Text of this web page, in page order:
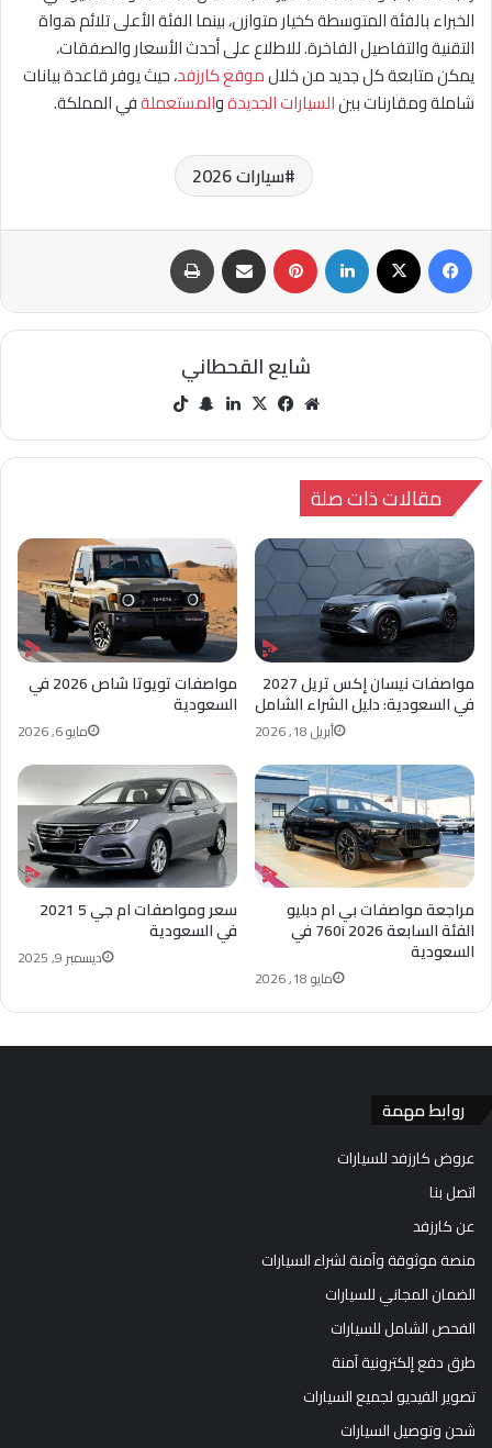
الخبراء بالفئة المتوسطة كخيار متوازن، بينما الفئة الأعلى تلائم هواة
التقنية والتفاصيل الفاخرة. للاطلاع على أحدث الأسعار والصفقات،
يمكن متابعة كل جديد من خلالموقع كارزفد، حيث يوفر قاعدة بيانات
شاملة ومقارنات بينالسيارات الجديدةوالمستعملةفي المملكة.
سيارات 2026
فيسبوك ‫X لينكدإن بينتيريست مشاركة عبر البريد طباعة
شايع القحطاني
مو
الوي
في
وك
‫X لينك سنا
تشا
مقالات ذات صلة
مواصفات تويوتا شاص 2026 في
السعودية
مايو 6, 2026
مواصفات نيسان إكس تريل 2027
في السعودية: دليل الشراء الشامل
أبريل 18, 2026
سعر ومواصفات ام جي 5 2021
في السعودية
ديسمبر 9, 2025
مراجعة مواصفات بي ام دبليو
الفئة السابعة 760i 2026 في
السعودية
مايو 18, 2026
روابط مهمة
عروض كارزفد للسيارات
اتصل بنا
عن كارزفد
منصة موثوقة وآمنة لشراء السيارات
الضمان المجاني للسيارات
الفحص الشامل للسيارات
طرق دفع إلكترونية آمنة
تصوير الفيديو لجميع السيارات
شحن وتوصيل السيارات